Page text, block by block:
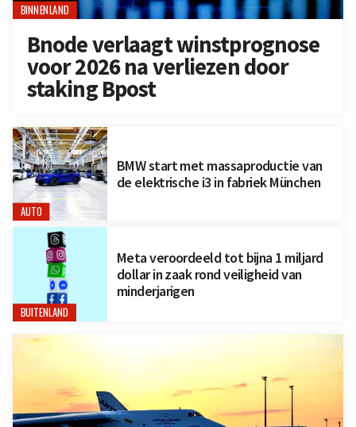
BINNENLAND
Bnode verlaagt winstprognose
voor 2026 na verliezen door
staking Bpost
AUTO
BMW start met massaproductie van
de elektrische i3 in fabriek München
BUITENLAND
Meta veroordeeld tot bijna 1 miljard
dollar in zaak rond veiligheid van
minderjarigen